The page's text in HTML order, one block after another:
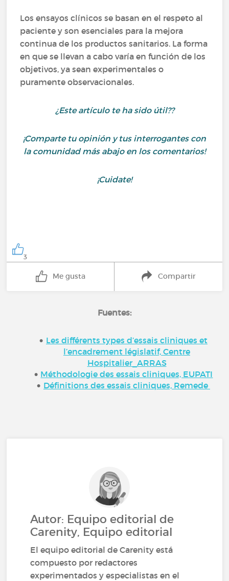
Los ensayos clínicos se basan en el respeto al
paciente y son esenciales para la mejora
continua de los productos sanitarios. La forma
en que se llevan a cabo varía en función de los
objetivos, ya sean experimentales o
puramente observacionales.
¿Este artículo te ha sido útil??
¡Comparte tu opinión y tus interrogantes con
la comunidad más abajo en los comentarios!
¡Cuidate!
3
Me gusta Compartir
Fuentes:
Les différents types d’essais cliniques et
l’encadrement législatif, Centre
Hospitalier_ARRAS
Méthodologie des essais cliniques, EUPATI
Définitions des essais cliniques, Remede
Autor: Equipo editorial de
Carenity, Equipo editorial
El equipo editorial de Carenity está
compuesto por redactores
experimentados y especialistas en el